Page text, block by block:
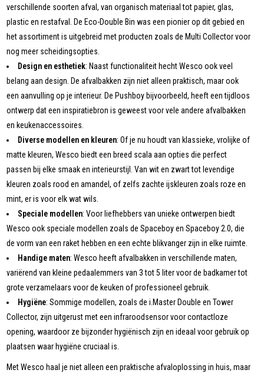
verschillende soorten afval, van organisch materiaal tot papier, glas,
plastic en restafval. De Eco-Double Bin was een pionier op dit gebied en
het assortiment is uitgebreid met producten zoals de Multi Collector voor
nog meer scheidingsopties.
Design en esthetiek: Naast functionaliteit hecht Wesco ook veel
belang aan design. De afvalbakken zijn niet alleen praktisch, maar ook
een aanvulling op je interieur. De Pushboy bijvoorbeeld, heeft een tijdloos
ontwerp dat een inspiratiebron is geweest voor vele andere afvalbakken
en keukenaccessoires.
Diverse modellen en kleuren: Of je nu houdt van klassieke, vrolijke of
matte kleuren, Wesco biedt een breed scala aan opties die perfect
passen bij elke smaak en interieurstijl. Van wit en zwart tot levendige
kleuren zoals rood en amandel, of zelfs zachte ijskleuren zoals roze en
mint, er is voor elk wat wils.
Speciale modellen: Voor liefhebbers van unieke ontwerpen biedt
Wesco ook speciale modellen zoals de Spaceboy en Spaceboy 2.0, die
de vorm van een raket hebben en een echte blikvanger zijn in elke ruimte.
Handige maten: Wesco heeft afvalbakken in verschillende maten,
variërend van kleine pedaalemmers van 3 tot 5 liter voor de badkamer tot
grote verzamelaars voor de keuken of professioneel gebruik.
Hygiëne: Sommige modellen, zoals de i.Master Double en Tower
Collector, zijn uitgerust met een infraroodsensor voor contactloze
opening, waardoor ze bijzonder hygiënisch zijn en ideaal voor gebruik op
plaatsen waar hygiëne cruciaal is.
Met Wesco haal je niet alleen een praktische afvaloplossing in huis, maar